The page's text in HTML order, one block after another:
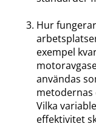
Hur
exempel
användas
metodernas
Vilka
effektivitet